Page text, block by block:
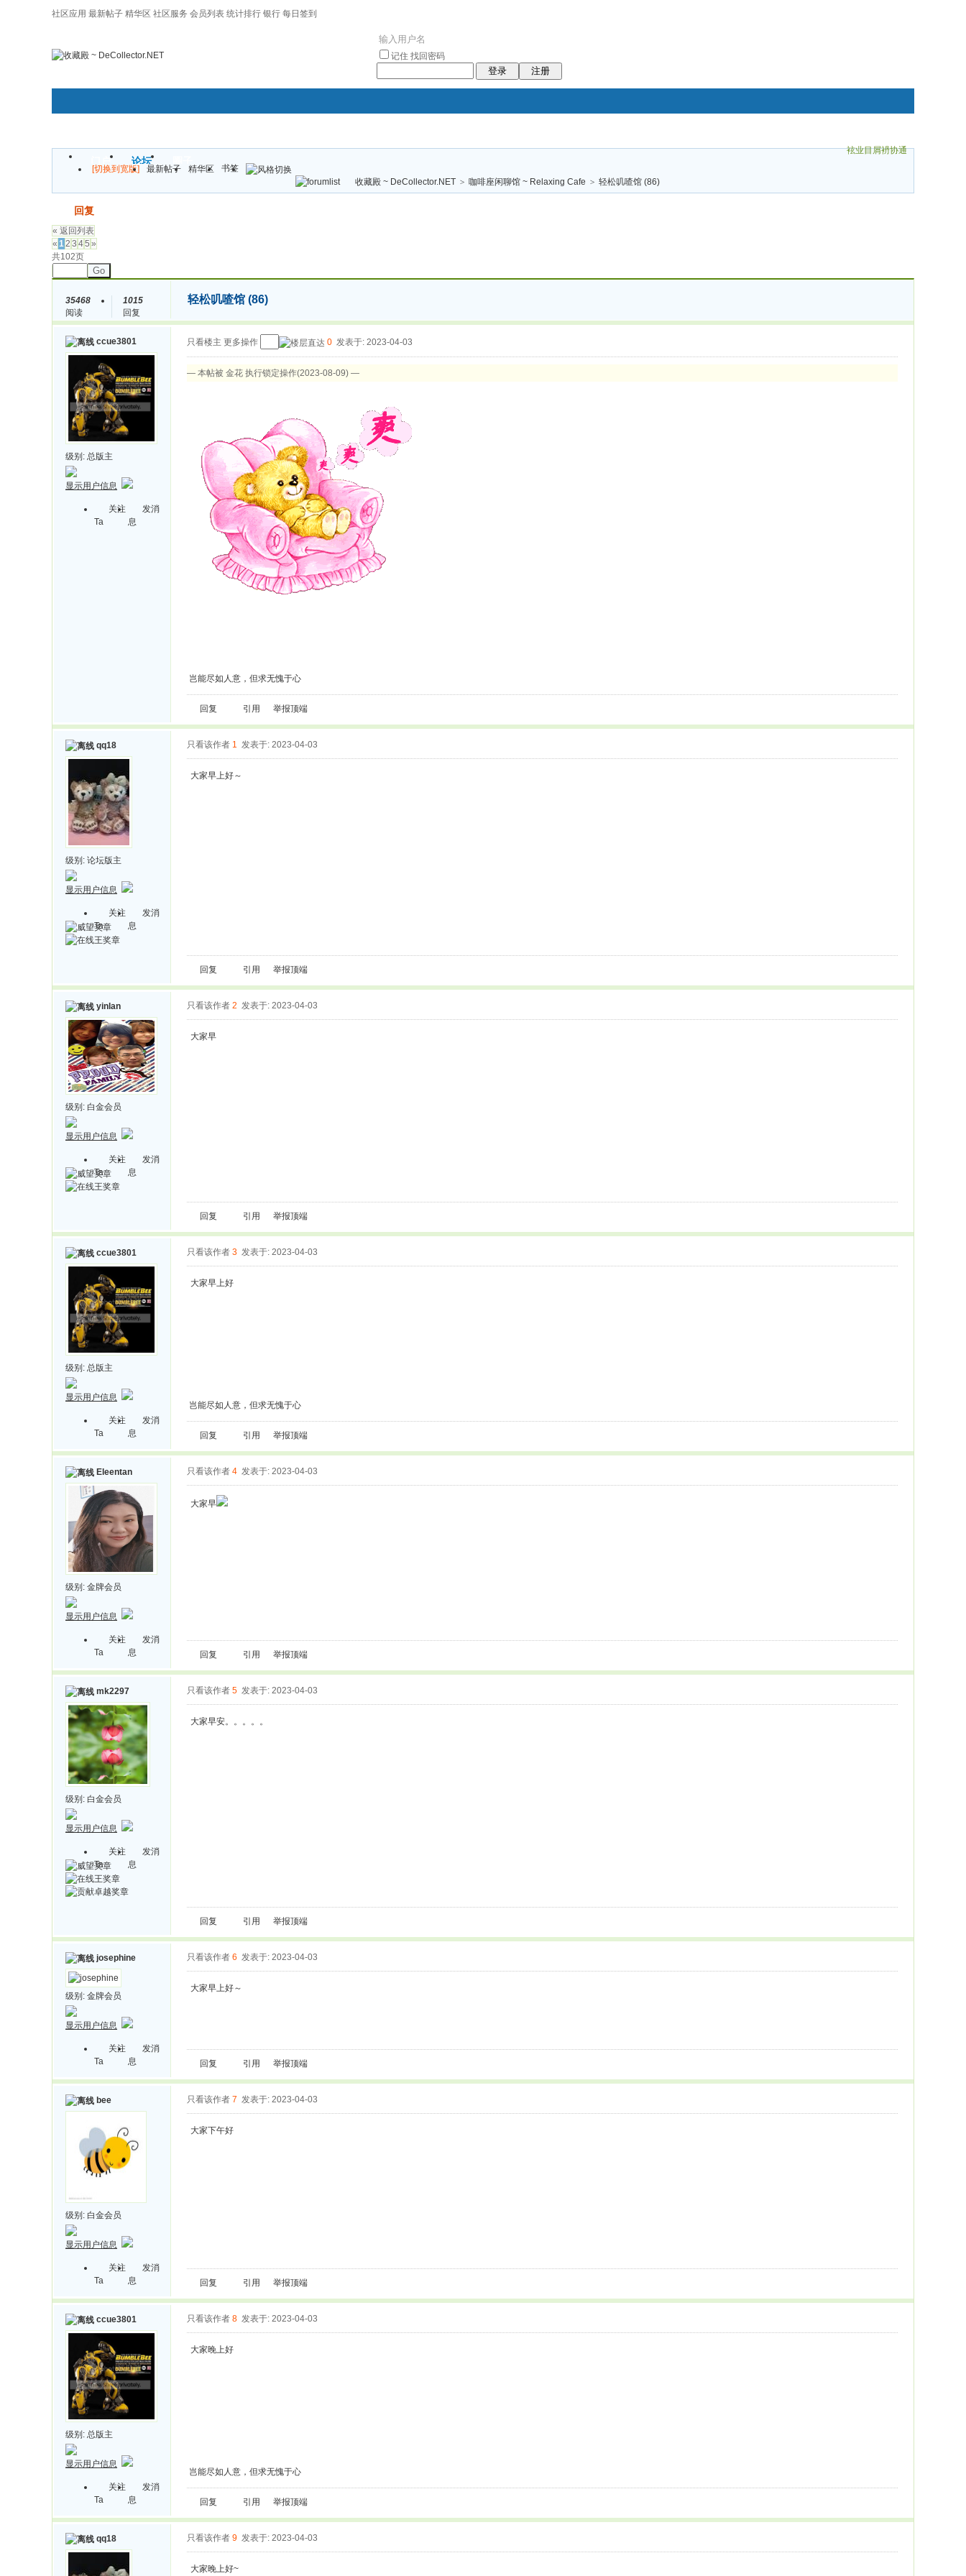
社区应用 最新帖子 精华区 社区服务 会员列表 统计排行 银行 每日签到
记住 找回密码
登录 注册
袨业目屑袇协通
门户 论坛
褔
袠袠袥眩褦
[切换到宽版] 最新帖子 精华区
书签
收藏殿 ~ DeCollector.NET > 咖啡座闲聊馆 ~ Relaxing Cafe > 轻松叽喳馆 (86)
回复
« 返回列表
« 12 3 45 »
共102页
Go
35468
阅读
1015
回复
轻松叽喳馆 (86)
ccue3801
级别: 总版主
显示用户信息
关注
Ta
发消
息
只看楼主 更多操作 0 发表于: 2023-04-03
— 本帖被 金花 执行锁定操作(2023-08-09) —
岂能尽如人意，但求无愧于心
回复 引用 举报顶端
qq18
级别: 论坛版主
显示用户信息
关注
Ta
发消
息
只看该作者 1 发表于: 2023-04-03
大家早上好～
回复 引用 举报顶端
yinlan
级别: 白金会员
显示用户信息
关注
Ta
发消
息
只看该作者 2 发表于: 2023-04-03
大家早
回复 引用 举报顶端
ccue3801
级别: 总版主
显示用户信息
关注
Ta
发消
息
只看该作者 3 发表于: 2023-04-03
大家早上好
岂能尽如人意，但求无愧于心
回复 引用 举报顶端
Eleentan
级别: 金牌会员
显示用户信息
关注
Ta
发消
息
只看该作者 4 发表于: 2023-04-03
大家早
回复 引用 举报顶端
mk2297
级别: 白金会员
显示用户信息
关注
Ta
发消
息
只看该作者 5 发表于: 2023-04-03
大家早安。。。。。
回复 引用 举报顶端
josephine
级别: 金牌会员
显示用户信息
关注
Ta
发消
息
只看该作者 6 发表于: 2023-04-03
大家早上好～
回复 引用 举报顶端
bee
级别: 白金会员
显示用户信息
关注
Ta
发消
息
只看该作者 7 发表于: 2023-04-03
大家下午好
回复 引用 举报顶端
ccue3801
级别: 总版主
显示用户信息
关注
Ta
发消
息
只看该作者 8 发表于: 2023-04-03
大家晚上好
岂能尽如人意，但求无愧于心
回复 引用 举报顶端
qq18 只看该作者 9 发表于: 2023-04-03
大家晚上好~